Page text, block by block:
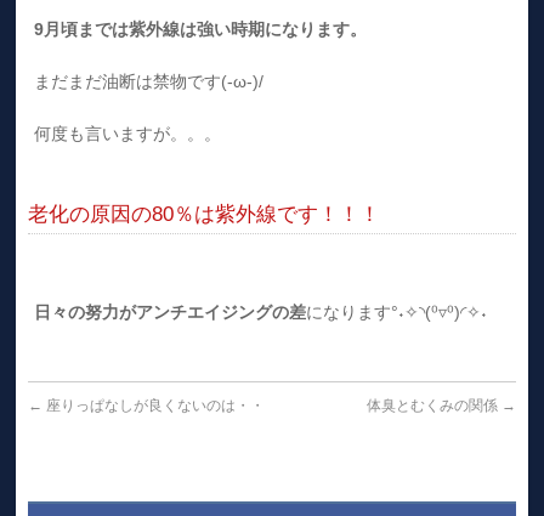
9月頃までは紫外線は強い時期になります。
まだまだ油断は禁物です(-ω-)/
何度も言いますが。。。
老化の原因の80％は紫外線です！！！
日々の努力がアンチエイジングの差になります°˖✧◝(⁰▿⁰)◜✧˖
← 座りっぱなしが良くないのは・・ 体臭とむくみの関係 →